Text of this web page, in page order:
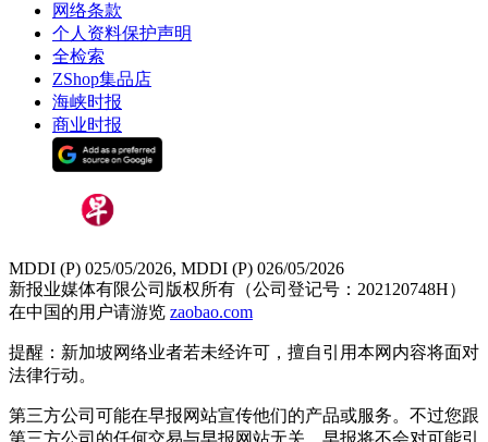
网络条款
个人资料保护声明
全检索
ZShop集品店
海峡时报
商业时报
MDDI (P) 025/05/2026, MDDI (P) 026/05/2026
新报业媒体有限公司版权所有（公司登记号：202120748H）
在中国的用户请游览 zaobao.com
提醒：新加坡网络业者若未经许可，擅自引用本网内容将面对
法律行动。
第三方公司可能在早报网站宣传他们的产品或服务。不过您跟